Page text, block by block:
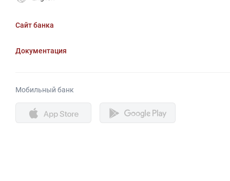
Сайт банка
Документация
Мобильный банк